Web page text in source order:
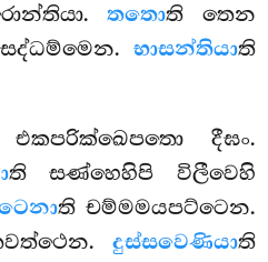
තතොති තෙන
භාසන්තියාති
දීඝං.
ති සණ්හෙහිපි විලීවෙහි
ති චම්මමයපට්ටෙන.
දුස්සවෙණියාති